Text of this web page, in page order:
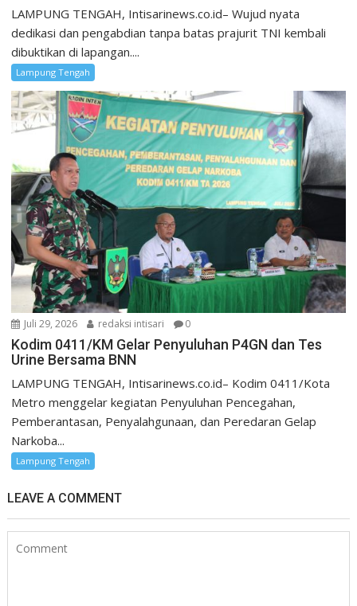
LAMPUNG TENGAH, Intisarinews.co.id– Wujud nyata
dedikasi dan pengabdian tanpa batas prajurit TNI kembali
dibuktikan di lapangan....
Lampung Tengah
Juli 29, 2026 redaksi intisari 0
Kodim 0411/KM Gelar Penyuluhan P4GN dan Tes
Urine Bersama BNN
LAMPUNG TENGAH, Intisarinews.co.id– Kodim 0411/Kota
Metro menggelar kegiatan Penyuluhan Pencegahan,
Pemberantasan, Penyalahgunaan, dan Peredaran Gelap
Narkoba...
Lampung Tengah
LEAVE A COMMENT